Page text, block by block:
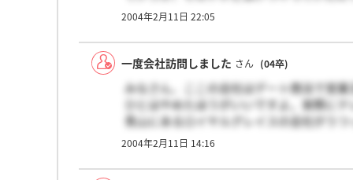
イスの現状を調査してもらうように頼ん
2004年2月11日 22:05
一度会社訪問しました さん (04卒)
みなさん、ここの会社はデート商法で営
ひとはやめたほうがいいですよ。実際に
青山にあるロイヤルグレイスの会社がう
学生とかで40万ぐらいの宝石とかを、ロ
2004年2月11日 14:16